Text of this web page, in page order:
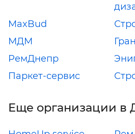
MaxBud
МДМ
РемДнепр
Паркет-сервис
Еще организации в